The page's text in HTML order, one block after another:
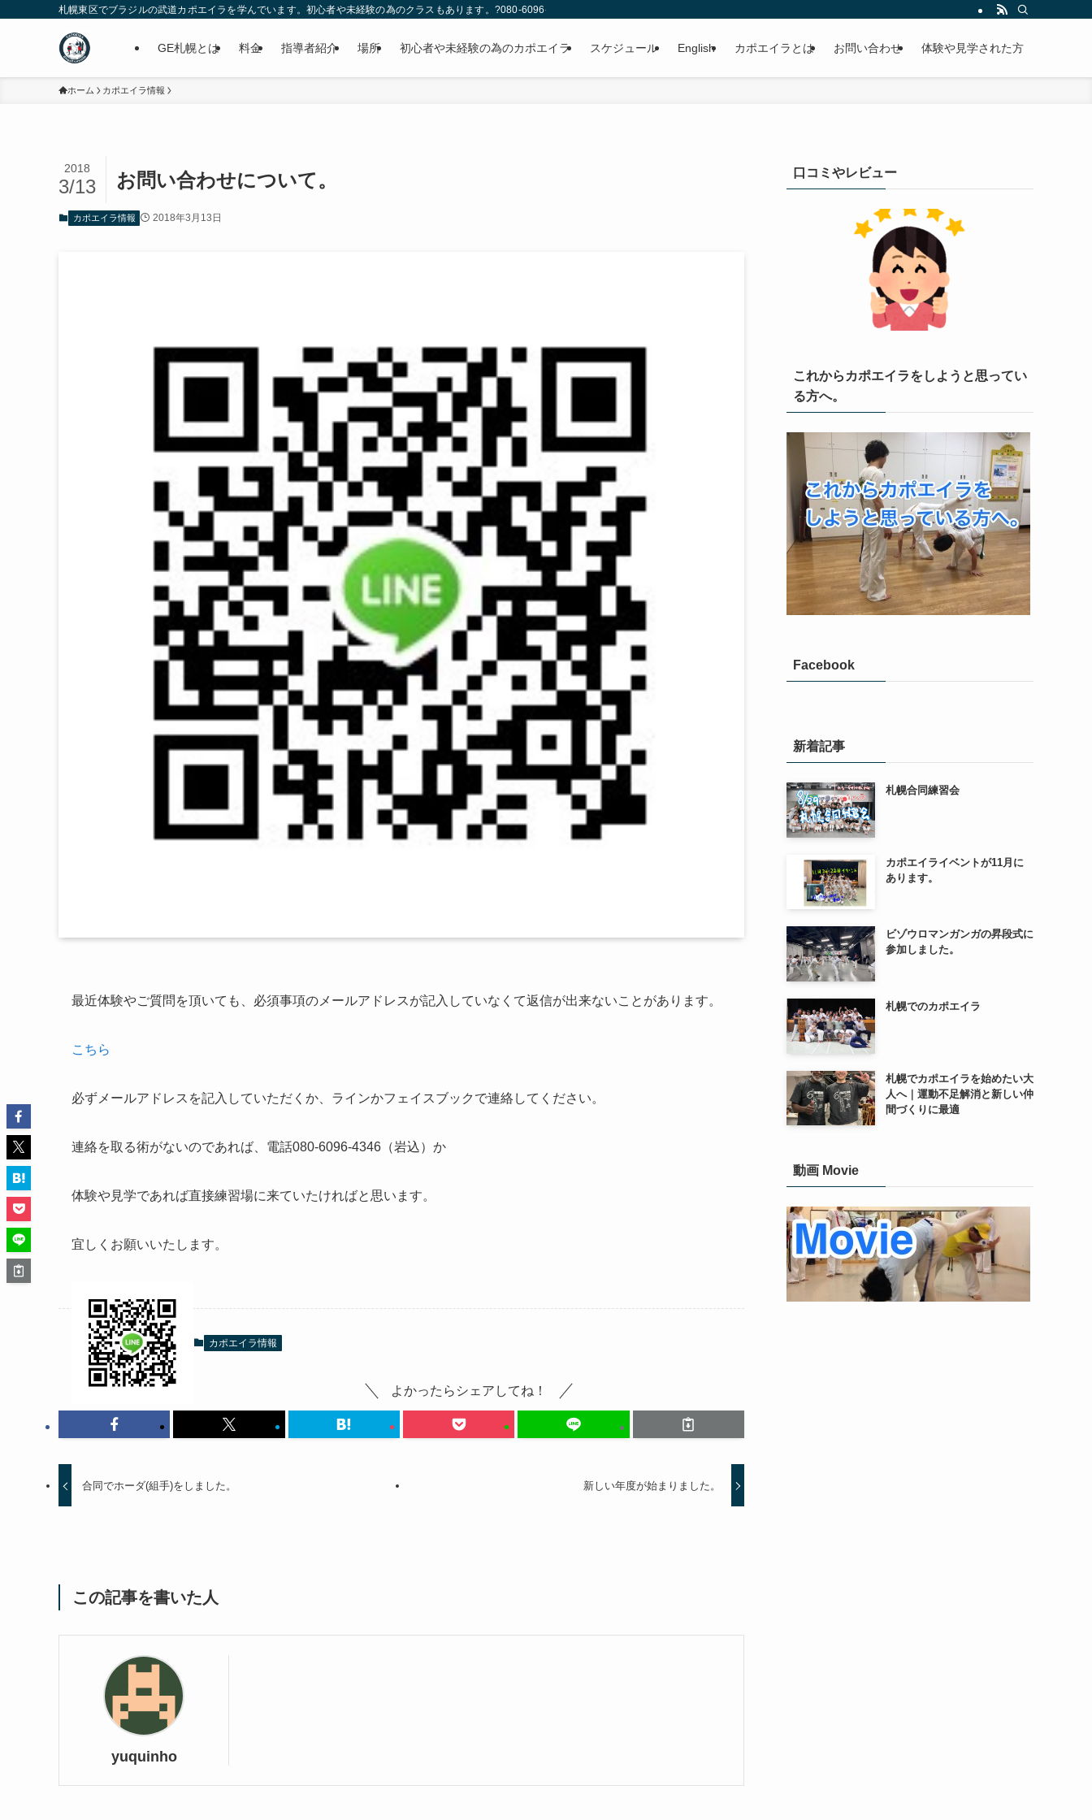
札幌東区でブラジルの武道カポエイラを学んでいます。初心者や未経験の為のクラスもあります。?080-6096-4346
GE札幌とは 料金 指導者紹介 場所 初心者や未経験の為のカポエイラ スケジュール English カポエイラとは お問い合わせ 体験や見学された方
ホーム カポエイラ情報
お問い合わせについて。
2018
3/13
カポエイラ情報 2018年3月13日
最近体験やご質問を頂いても、必須事項のメールアドレスが記入していなくて返信が出来ないことがあります。
こちら
必ずメールアドレスを記入していただくか、ラインかフェイスブックで連絡してください。
連絡を取る術がないのであれば、電話080-6096-4346（岩込）か
体験や見学であれば直接練習場に来ていたければと思います。
宜しくお願いいたします。
カポエイラ情報
よかったらシェアしてね！
合同でホーダ(組手)をしました。 新しい年度が始まりました。
この記事を書いた人
yuquinho
口コミやレビュー
これからカポエイラをしようと思ってい
る方へ。
Facebook
新着記事
札幌合同練習会
カポエイライベントが11月に
あります。
ビゾウロマンガンガの昇段式に
参加しました。
札幌でのカポエイラ
札幌でカポエイラを始めたい大
人へ｜運動不足解消と新しい仲
間づくりに最適
動画 Movie